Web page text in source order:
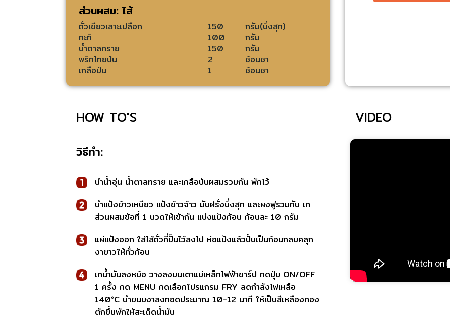
ส่วนผสม: ไส้
ถั่วเขียวเลาะเปลือก 150
กรัม(นึ่งสุก)
กะทิ
100
กรัม
น้ำตาลทราย
150
กรัม
พริกไทยป่น
2
ช้อนชา
เกลือป่น
1 ช้อนชา
HOW TO'S
วิธีทำ:
นำน้ำอุ่น น้ำตาลทราย และเกลือป่นผสมรวมกัน พักไว้
นำแป้งข้าวเหนียว แป้งข้าวจ้าว มันฝรั่งนึ่งสุก และผงฟูรวมกัน เท
ส่วนผสมข้อที่ 1 นวดให้เข้ากัน แบ่งแป้งก้อน ก้อนละ 10 กรัม
แผ่แป้งออก ใส่ไส้ถั่วที่ปั้นไว้ลงไป ห่อแป้งแล้วปั้นเป็นก้อนกลมคลุก
งาขาวให้ทั่วก้อน
เทน้ำมันลงหม้อ วางลงบนเตาแม่เหล็กไฟฟ้าชาร์ป กดปุ่ม ON/OFF
1 ครั้ง กด MENU กดเลือกโปรแกรม FRY ลดกำลังไฟเหลือ
140°C นำขนมงาลงทอดประมาณ 10-12 นาที ให้เป็นสีเหลืองทอง
ตักขึ้นพักให้สะเด็ดน้ำมัน
VIDEO